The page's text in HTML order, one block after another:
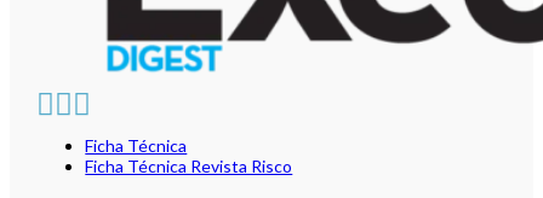
Ficha Técnica
Ficha Técnica Revista Risco